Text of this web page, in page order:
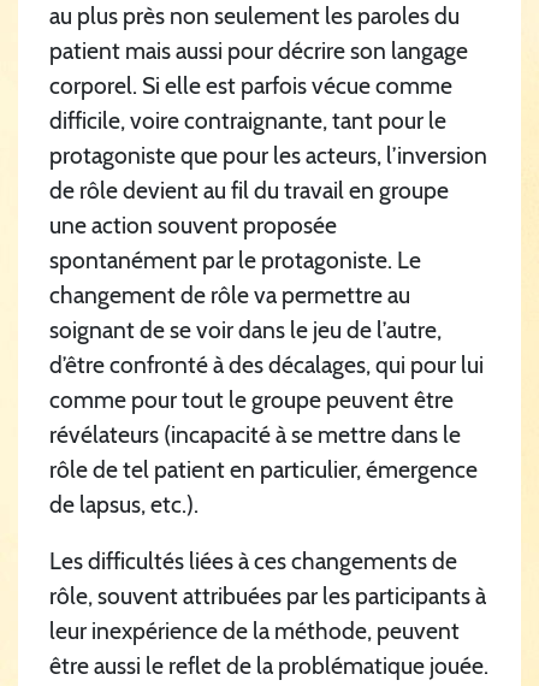
au plus près non seulement les paroles du
patient mais aussi pour décrire son langage
corporel. Si elle est parfois vécue comme
difficile, voire contraignante, tant pour le
protagoniste que pour les acteurs, l’inversion
de rôle devient au fil du travail en groupe
une action souvent proposée
spontanément par le protagoniste. Le
changement de rôle va permettre au
soignant de se voir dans le jeu de l’autre,
d’être confronté à des décalages, qui pour lui
comme pour tout le groupe peuvent être
révélateurs (incapacité à se mettre dans le
rôle de tel patient en particulier, émergence
de lapsus, etc.).
Les difficultés liées à ces changements de
rôle, souvent attribuées par les participants à
leur inexpérience de la méthode, peuvent
être aussi le reflet de la problématique jouée.